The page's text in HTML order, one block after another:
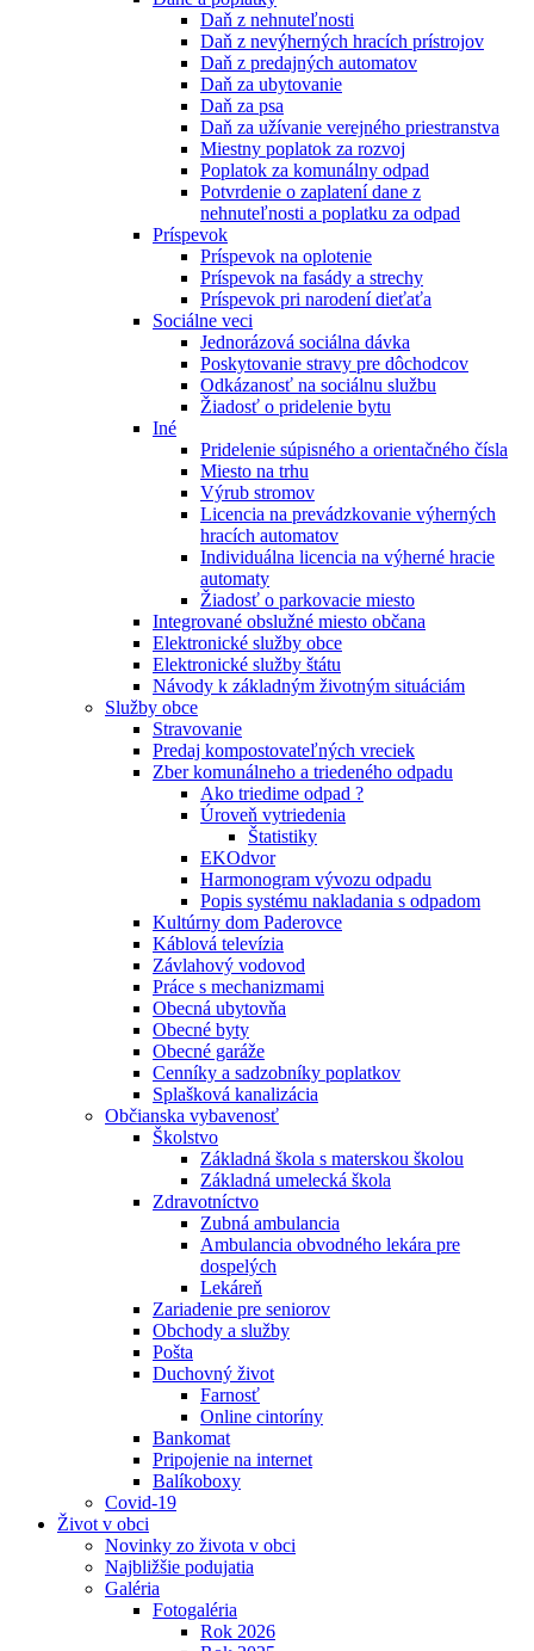
Daň z nehnuteľnosti
Daň z nevýherných hracích prístrojov
Daň z predajných automatov
Daň za ubytovanie
Daň za psa
Daň za užívanie verejného priestranstva
Miestny poplatok za rozvoj
Poplatok za komunálny odpad
Potvrdenie o zaplatení dane z
nehnuteľnosti a poplatku za odpad
Príspevok
Príspevok na oplotenie
Príspevok na fasády a strechy
Príspevok pri narodení dieťaťa
Sociálne veci
Jednorázová sociálna dávka
Poskytovanie stravy pre dôchodcov
Odkázanosť na sociálnu službu
Žiadosť o pridelenie bytu
Iné
Pridelenie súpisného a orientačného čísla
Miesto na trhu
Výrub stromov
Licencia na prevádzkovanie výherných
hracích automatov
Individuálna licencia na výherné hracie
automaty
Žiadosť o parkovacie miesto
Integrované obslužné miesto občana
Elektronické služby obce
Elektronické služby štátu
Návody k základným životným situáciám
Služby obce
Stravovanie
Predaj kompostovateľných vreciek
Zber komunálneho a triedeného odpadu
Ako triedime odpad ?
Úroveň vytriedenia
Štatistiky
EKOdvor
Harmonogram vývozu odpadu
Popis systému nakladania s odpadom
Kultúrny dom Paderovce
Káblová televízia
Závlahový vodovod
Práce s mechanizmami
Obecná ubytovňa
Obecné byty
Obecné garáže
Cenníky a sadzobníky poplatkov
Splašková kanalizácia
Občianska vybavenosť
Školstvo
Základná škola s materskou školou
Základná umelecká škola
Zdravotníctvo
Zubná ambulancia
Ambulancia obvodného lekára pre
dospelých
Lekáreň
Zariadenie pre seniorov
Obchody a služby
Pošta
Duchovný život
Farnosť
Online cintoríny
Bankomat
Pripojenie na internet
Balíkoboxy
Covid-19
Život v obci
Novinky zo života v obci
Najbližšie podujatia
Galéria
Fotogaléria
Rok 2026